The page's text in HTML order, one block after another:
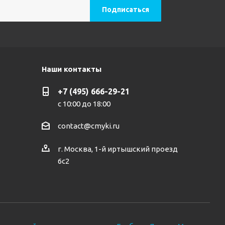
Наши контакты
+7 (495) 666-29-21
с 10:00 до 18:00
contact@cmyki.ru
г. Москва, 1-й иртышский проезд
6с2